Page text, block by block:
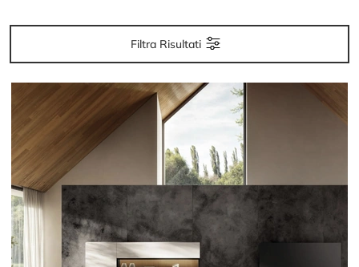
Filtra Risultati